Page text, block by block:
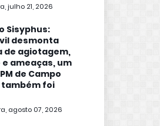
julho 21, 2026
Sisyphus:
desmonta
de agiotagem,
ameaças, um
de Campo
também foi
agosto 07, 2026